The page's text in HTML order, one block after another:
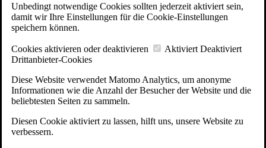
Unbedingt notwendige Cookies sollten jederzeit aktiviert sein,
damit wir Ihre Einstellungen für die Cookie-Einstellungen
speichern können.
Cookies aktivieren oder deaktivieren Aktiviert Deaktiviert
Drittanbieter-Cookies
Diese Website verwendet Matomo Analytics, um anonyme
Informationen wie die Anzahl der Besucher der Website und die
beliebtesten Seiten zu sammeln.
Diesen Cookie aktiviert zu lassen, hilft uns, unsere Website zu
verbessern.